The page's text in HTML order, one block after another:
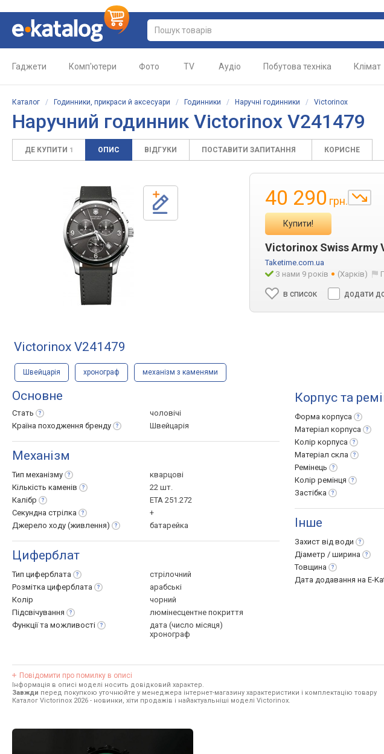
Гаджети Комп'ютери Фото TV Аудіо Побутова техніка Клімат
Каталог / Годинники, прикраси й аксесуари / Годинники / Наручні годинники / Victorinox
Наручний годинник Victorinox V241479
ДЕ КУПИТИ 1 ОПИС ВІДГУКИ ПОСТАВИТИ ЗАПИТАННЯ КОРИСНЕ
40 290 грн.
Купити!
Victorinox Swiss Army
Taketime.com.ua
З нами 9 років
(Харків)
в список додати
Victorinox V241479
Швейцарія хронограф механізм з каменями
Основне
Стать
чоловічі
Країна походження бренду Швейцарія
Механізм
Тип механізму
кварцові
Кількість каменів
22 шт.
Калібр
ЕТА 251.272
Секундна стрілка
+
Джерело ходу (живлення) батарейка
Циферблат
Тип циферблата
стрілочний
Розмітка циферблата
арабські
Колір
чорний
Підсвічування
люмінесцентне покриття
Функції та можливості
дата (число місяця)
хронограф
Корпус та
Форма корпуса
Матеріал корпуса
Колір корпуса
Матеріал скла
Ремінець
Колір ремінця
Застібка
Інше
Захист від води
Діаметр / ширина
Товщина
Дата додавання на E-
Повідомити про помилку в описі
Інформація в описі моделі носить довідковий характер.
Завжди перед покупкою уточнюйте у менеджера інтернет-магазину характеристики і комплектацію товару
Каталог Victorinox 2026 - новинки, хіти продажів і найактуальніші моделі Victorinox.